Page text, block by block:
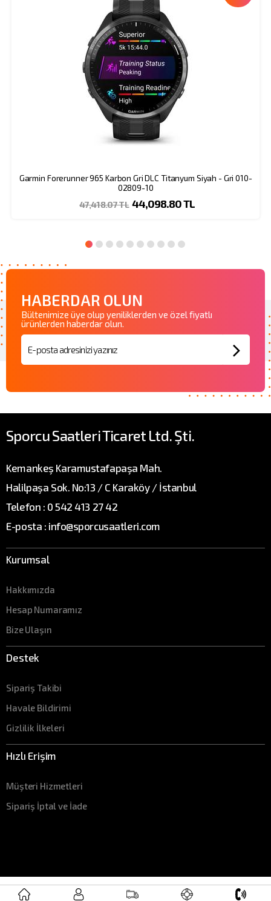
Garmin Forerunner 965 Karbon Gri DLC Titanyum Siyah - Gri 010-
02809-10
47,418.07 TL 44,098.80 TL
HABERDAR OLUN
Bültenimize üye olup yeniliklerden ve özel fiyatlı
ürünlerden haberdar olun.
Sporcu Saatleri Ticaret Ltd. Şti.
Kemankeş Karamustafapaşa Mah.
Halilpaşa Sok. No:13 / C Karaköy / İstanbul
Telefon : 0 542 413 27 42
E-posta : info@sporcusaatleri.com
Kurumsal
Hakkımızda
Hesap Numaramız
Bize Ulaşın
Destek
Sipariş Takibi
Havale Bildirimi
Gizlilik İlkeleri
Hızlı Erişim
Müşteri Hizmetleri
Sipariş İptal ve İade